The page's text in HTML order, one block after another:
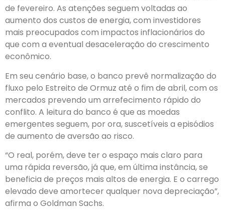
de fevereiro. As atenções seguem voltadas ao
aumento dos custos de energia, com investidores
mais preocupados com impactos inflacionários do
que com a eventual desaceleração do crescimento
econômico.
Em seu cenário base, o banco prevê normalização do
fluxo pelo Estreito de Ormuz até o fim de abril, com os
mercados prevendo um arrefecimento rápido do
conflito. A leitura do banco é que as moedas
emergentes seguem, por ora, suscetíveis a episódios
de aumento de aversão ao risco.
“O real, porém, deve ter o espaço mais claro para
uma rápida reversão, já que, em última instância, se
beneficia de preços mais altos de energia. E o carrego
elevado deve amortecer qualquer nova depreciação”,
afirma o Goldman Sachs.